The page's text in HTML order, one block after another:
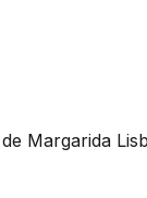
Margarida